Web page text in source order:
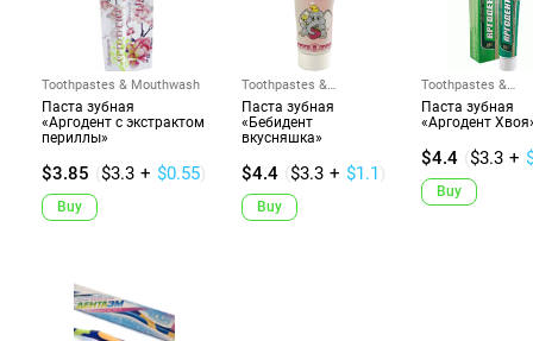
Toothpastes & Mouthwash
Паста зубная
«Аргодент с экстрактом
периллы»
$3.85 ($3.3 + $0.55)
Buy
Toothpastes &
Mouthwash
Паста зубная
«Бебидент
вкусняшка»
$4.4 ($3.3 + $1.1 )
Buy
Toothpastes &
Mouthwash
Паста зубная
«Аргодент
$4.4 ($3.3 +
Buy